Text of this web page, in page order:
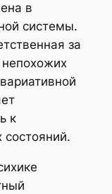
в
системы.
за
к